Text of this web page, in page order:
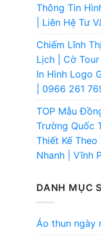
Thông Tin
| Liên Hệ Tư
Chiếm Lĩnh
Lịch | Cờ
In Hình Logo
| 0966 261
TOP Mẫu
Trường Quốc
Thiết Kế Theo
Nhanh | Vĩnh
DANH MỤC
Áo thun ngày